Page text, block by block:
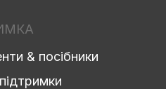
& посібники